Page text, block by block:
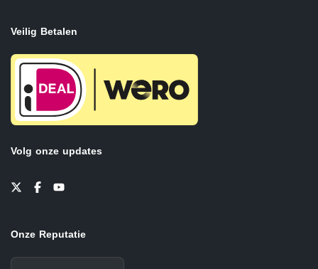
Veilig Betalen
Volg onze updates
Onze Reputatie